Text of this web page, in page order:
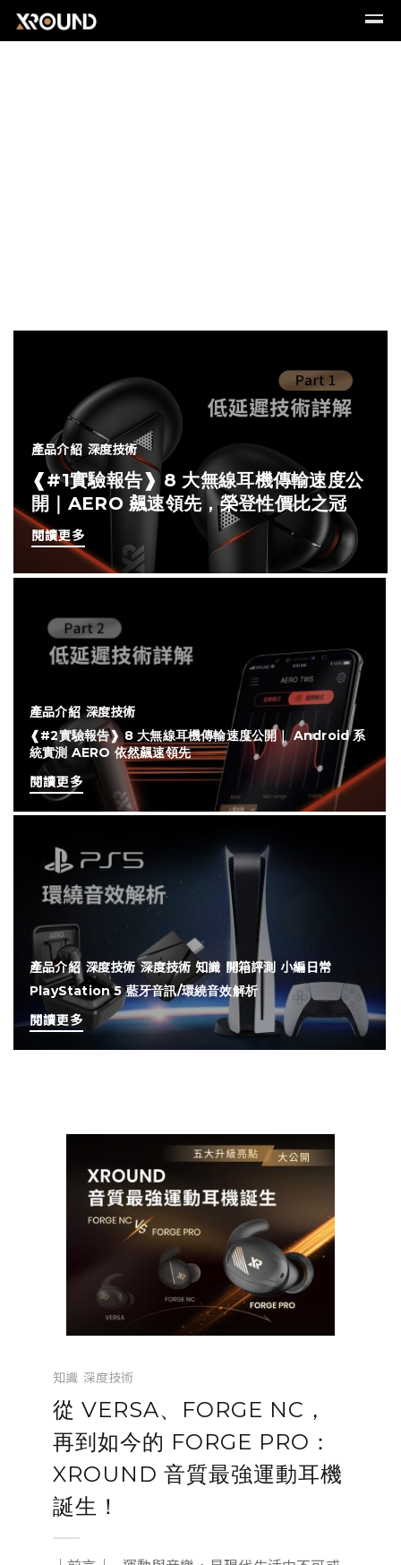
產品介紹 深度技術
❰#1實驗報告❱ 8 大無線耳機傳輸速度公
開｜AERO 飆速領先，榮登性價比之冠
閱讀更多
產品介紹 深度技術
❰#2實驗報告❱ 8 大無線耳機傳輸速度公開｜ Android 系
統實測 AERO 依然飆速領先
閱讀更多
產品介紹 深度技術 深度技術 知識 開箱評測 小編日常
PlayStation 5 藍牙音訊/環繞音效解析
閱讀更多
知識 深度技術
從 VERSA、FORGE NC，
再到如今的 FORGE PRO：
XROUND 音質最強運動耳機
誕生！